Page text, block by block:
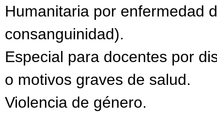
Humanitaria por enfermedad
consanguinidad).
Especial para docentes por
o motivos graves de salud.
Violencia de género.